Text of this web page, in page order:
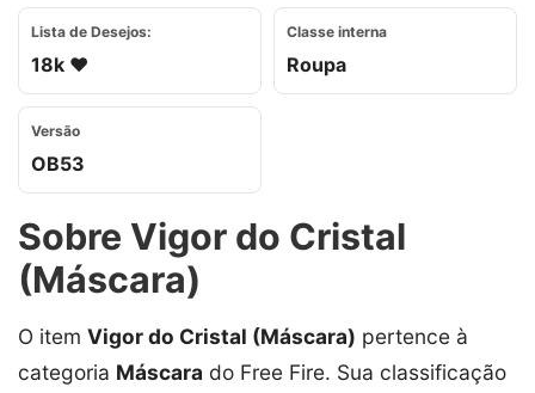
Lista de Desejos:
18k ❤️
Classe interna
Roupa
Versão
OB53
Sobre Vigor do Cristal
(Máscara)
O item Vigor do Cristal (Máscara) pertence à
categoria Máscara do Free Fire. Sua classificação